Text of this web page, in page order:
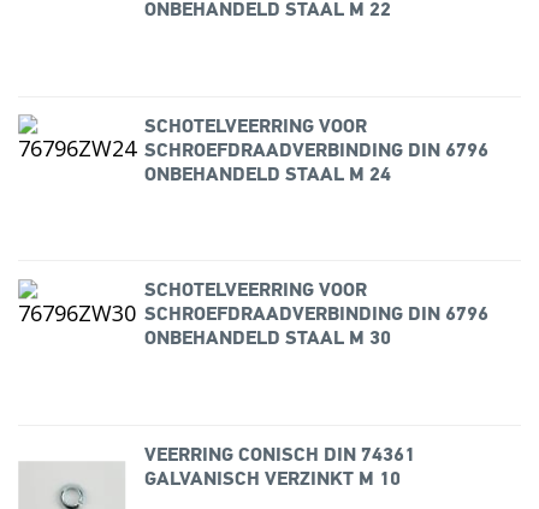
ONBEHANDELD STAAL M 22
SCHOTELVEERRING VOOR
SCHROEFDRAADVERBINDING DIN 6796
ONBEHANDELD STAAL M 24
SCHOTELVEERRING VOOR
SCHROEFDRAADVERBINDING DIN 6796
ONBEHANDELD STAAL M 30
VEERRING CONISCH DIN 74361
GALVANISCH VERZINKT M 10